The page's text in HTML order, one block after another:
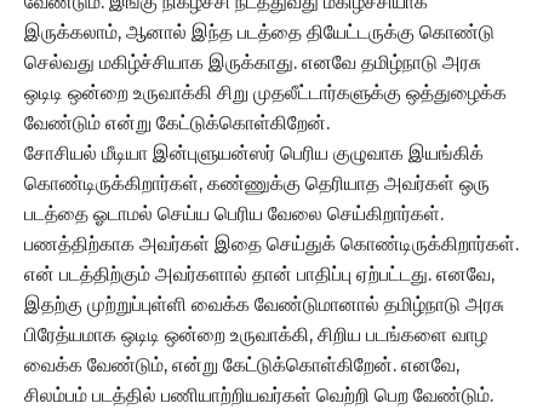
இருக்கலாம், ஆனால் இந்த படத்தை தியேட்டருக்கு கொண்டு
செல்வது மகிழ்ச்சியாக இருக்காது. எனவே தமிழ்நாடு அரசு
ஒடிடி ஒன்றை உருவாக்கி சிறு முதலீட்டார்களுக்கு ஒத்துழைக்க
வேண்டும் என்று கேட்டுக்கொள்கிறேன்.
சோசியல் மீடியா இன்புளுயன்ஸர் பெரிய குழுவாக இயங்கிக்
கொண்டிருக்கிறார்கள், கண்ணுக்கு தெரியாத அவர்கள் ஒரு
படத்தை ஓடாமல் செய்ய பெரிய வேலை செய்கிறார்கள்.
பணத்திற்காக அவர்கள் இதை செய்துக் கொண்டிருக்கிறார்கள்.
என் படத்திற்கும் அவர்களால் தான் பாதிப்பு ஏற்பட்டது. எனவே,
இதற்கு முற்றுப்புள்ளி வைக்க வேண்டுமானால் தமிழ்நாடு அரசு
பிரேத்யமாக ஒடிடி ஒன்றை உருவாக்கி, சிறிய படங்களை வாழ
வைக்க வேண்டும், என்று கேட்டுக்கொள்கிறேன். எனவே,
சிலம்பம் படத்தில் பணியாற்றியவர்கள் வெற்றி பெற வேண்டும்.